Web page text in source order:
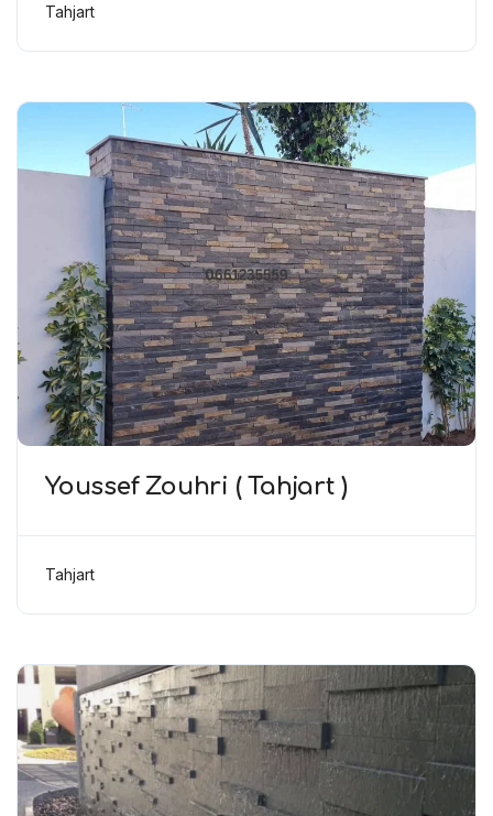
Tahjart
Youssef Zouhri ( Tahjart )
Tahjart